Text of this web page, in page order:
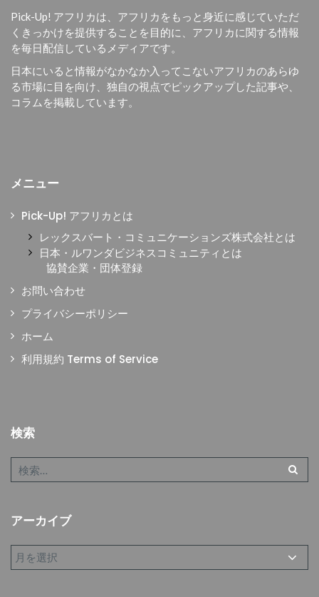
Pick-Up! アフリカは、 アフリカをもっと身近に感じていただ
くきっかけを提供することを目的に、 アフリカに関する情報
を毎日配信しているメディアです。
日本にいると情報がなかなか入ってこないアフリカのあらゆ
る市場に目を向け、独自の視点でピックアップした記事や、
コラムを掲載しています。
メニュー
Pick-Up! アフリカとは
レックスバート・コミュニケーションズ株式会社とは
日本・ルワンダビジネスコミュニティとは
協賛企業・団体登録
お問い合わせ
プライバシーポリシー
ホーム
利用規約 Terms of Service
検索
アーカイブ